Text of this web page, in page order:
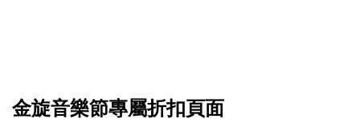
金旋音樂節專屬折扣頁面